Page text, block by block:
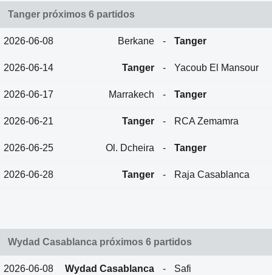
Tanger próximos 6 partidos
2026-06-08 Berkane - Tanger
2026-06-14 Tanger - Yacoub El Mansour
2026-06-17 Marrakech - Tanger
2026-06-21 Tanger - RCA Zemamra
2026-06-25 Ol. Dcheira - Tanger
2026-06-28 Tanger - Raja Casablanca
Wydad Casablanca próximos 6 partidos
2026-06-08 Wydad Casablanca - Safi